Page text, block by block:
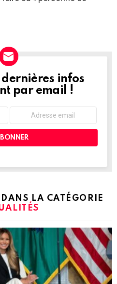
dernières infos
par email !
LA CATÉGORIE